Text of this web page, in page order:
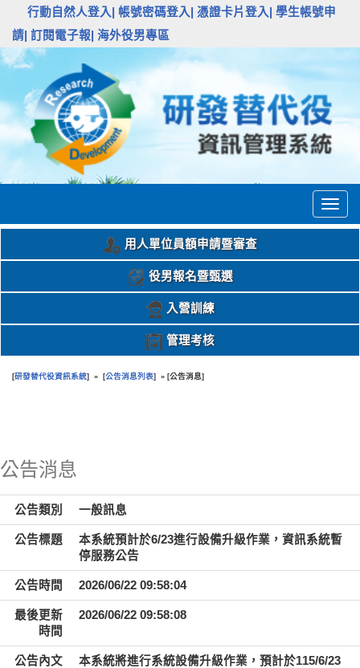
行動自然人登入| 帳號密碼登入| 憑證卡片登入|
學生帳號申
請| 訂閱電子報| 海外役男專區
用人單位員額申請暨審查
役男報名暨甄選
入營訓練
管理考核
[研發替代役資訊系統] » [公告消息列表] » [公告消息]
公告消息
公告類別 一般訊息
公告標題
本系統預計於6/23進行設備升級作業，資訊系統暫
停服務公告
公告時間 2026/06/22 09:58:04
最後更新
時間
2026/06/22 09:58:08
公告內文
本系統將進行系統設備升級作業，預計於115/6/23